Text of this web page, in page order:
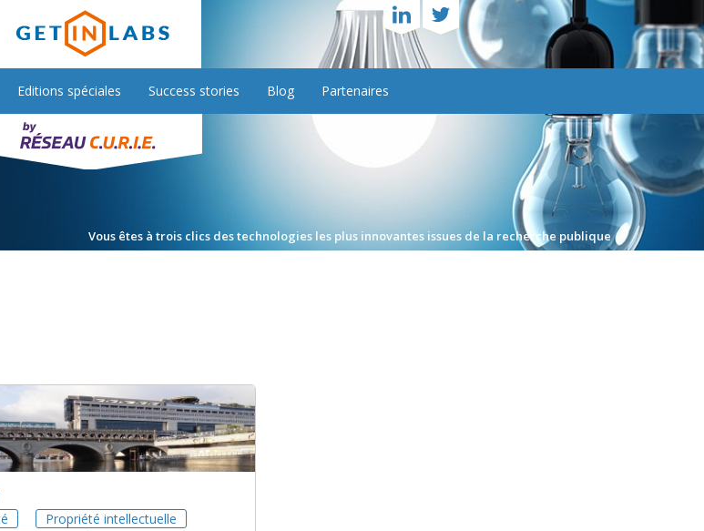
Editions spéciales Success stories Blog Partenaires
Vous êtes à trois clics des technologies les plus innovantes issues de la recherche publique
Propriété intellectuelle